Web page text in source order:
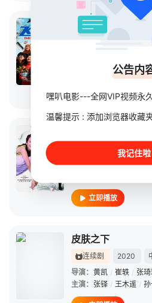
飞行家
2026
中
蒋奇明 / 李雪琴 /
立即播放
2014
导演：张峰
立即播放
皮肤之下
连续剧 2020
导演： 黄凯 / 崔轶 / 张
主演： 张铎 / 王木遥 / 孙
公告内
嘿叭电影---全网VIP视频永
温馨提示 : 添加浏览器收藏
我记住啦